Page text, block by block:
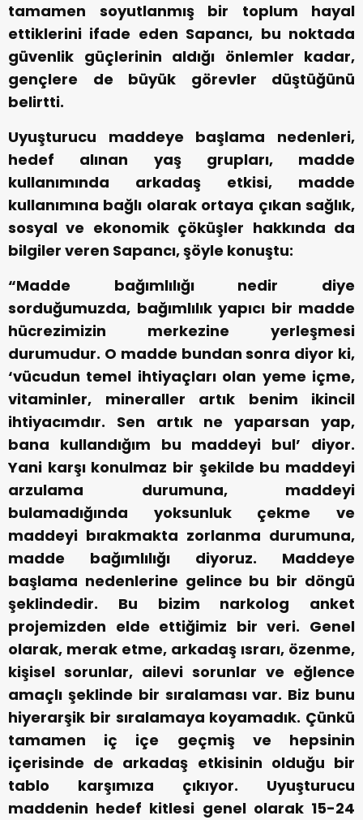
tamamen soyutlanmış bir toplum hayal
ettiklerini ifade eden Sapancı, bu noktada
güvenlik güçlerinin aldığı önlemler kadar,
gençlere de büyük görevler düştüğünü
belirtti.
Uyuşturucu maddeye başlama nedenleri,
hedef alınan yaş grupları, madde
kullanımında arkadaş etkisi, madde
kullanımına bağlı olarak ortaya çıkan sağlık,
sosyal ve ekonomik çöküşler hakkında da
bilgiler veren Sapancı, şöyle konuştu:
“Madde bağımlılığı nedir diye
sorduğumuzda, bağımlılık yapıcı bir madde
hücrezimizin merkezine yerleşmesi
durumudur. O madde bundan sonra diyor ki,
‘vücudun temel ihtiyaçları olan yeme içme,
vitaminler, mineraller artık benim ikincil
ihtiyacımdır. Sen artık ne yaparsan yap,
bana kullandığım bu maddeyi bul’ diyor.
Yani karşı konulmaz bir şekilde bu maddeyi
arzulama durumuna, maddeyi
bulamadığında yoksunluk çekme ve
maddeyi bırakmakta zorlanma durumuna,
madde bağımlılığı diyoruz. Maddeye
başlama nedenlerine gelince bu bir döngü
şeklindedir. Bu bizim narkolog anket
projemizden elde ettiğimiz bir veri. Genel
olarak, merak etme, arkadaş ısrarı, özenme,
kişisel sorunlar, ailevi sorunlar ve eğlence
amaçlı şeklinde bir sıralaması var. Biz bunu
hiyerarşik bir sıralamaya koyamadık. Çünkü
tamamen iç içe geçmiş ve hepsinin
içerisinde de arkadaş etkisinin olduğu bir
tablo karşımıza çıkıyor. Uyuşturucu
maddenin hedef kitlesi genel olarak 15-24